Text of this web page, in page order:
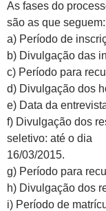
As fases do
são as que seguem:
a) Período de
b) Divulgação das
c) Período para
d) Divulgação dos
e) Data da
f) Divulgação dos
seletivo: até o dia
16/03/2015.
g) Período para
h) Divulgação dos
i) Período de